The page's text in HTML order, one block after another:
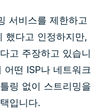
서비스를 제한하고
했다고 인정하지만,
고 주장하고 있습니
떤 ISP나 네트워크
링 없이 스트리밍을
입니다.